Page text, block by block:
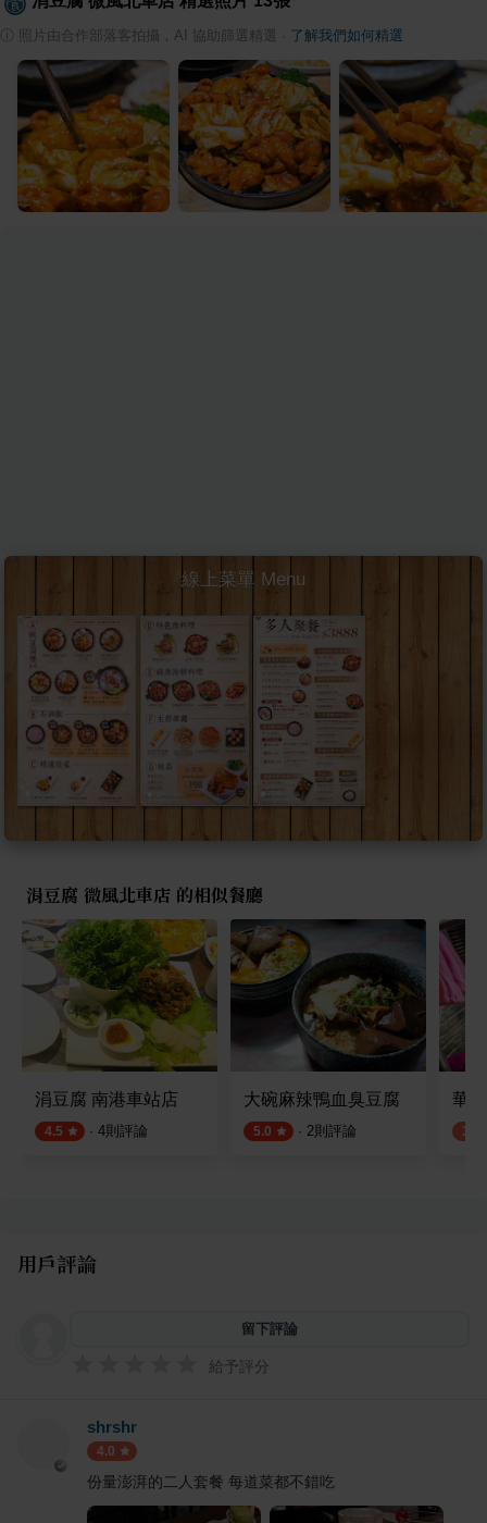
照片由合作部落客拍攝，AI 協助篩選精選 了解我們如何精選
線上菜單 Menu
涓豆腐 微風北車店 的相似餐廳
涓豆腐 南港車站店
4.5 · 4則評論
大碗麻辣鴨血臭豆腐
5.0 · 2則評論
華
3.5
用戶評論
留下評論
給予評分
shrshr
4.0
份量澎湃的二人套餐 每道菜都不錯吃